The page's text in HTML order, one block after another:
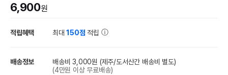
6,900원
적립혜택 최대150점 적립
배송정보 배송비 3,000원 (제주/도서산간 배송비 별도)
(4만원 이상 무료배송)